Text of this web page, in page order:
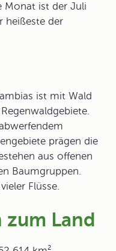
Monat ist der Juli
heißeste der
ist mit Wald
Regenwaldgebiete.
prägen die
aus offenen
Baumgruppen.
Flüsse.
Land